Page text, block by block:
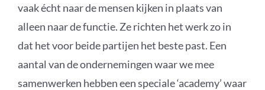
vaak écht naar de mensen kijken in plaats van
alleen naar de functie. Ze richten het werk zo in
dat het voor beide partijen het beste past. Een
aantal van de ondernemingen waar we mee
samenwerken hebben een speciale ‘academy’waar